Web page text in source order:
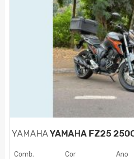
YAMAHAYAMAHA FZ25
Comb. Cor Ano